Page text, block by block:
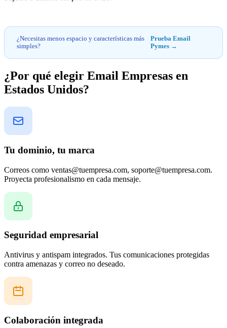
¿Necesitas menos espacio y características más
simples?
Prueba Email
Pymes →
¿Por qué elegir Email Empresas en
Estados Unidos?
Tu dominio, tu marca
Correos como ventas@tuempresa.com, soporte@tuempresa.com.
Proyecta profesionalismo en cada mensaje.
Seguridad empresarial
Antivirus y antispam integrados. Tus comunicaciones protegidas
contra amenazas y correo no deseado.
Colaboración integrada